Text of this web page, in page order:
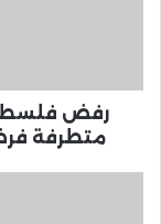
رفض
متطرفة